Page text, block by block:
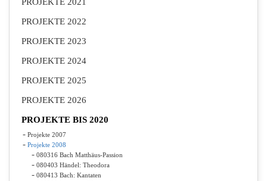
PROJEKTE 2022
PROJEKTE 2023
PROJEKTE 2024
PROJEKTE 2025
PROJEKTE 2026
PROJEKTE BIS 2020
Projekte 2007
Projekte 2008
080316 Bach Matthäus-Passion
080403 Händel: Theodora
080413 Bach: Kantaten